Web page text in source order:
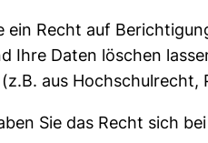
ein Recht auf
Ihre Daten löschen
aus
Sie das Recht sich